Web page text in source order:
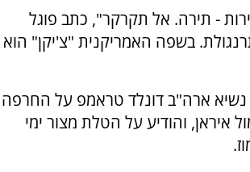
- תירה. אל תקרקר", כתב פוגל
בשפה האמריקנית "צ'יקן" הוא
נשיא ארה"ב דונלד טראמפ על החרפה
איראן, והודיע על הטלת מצור ימי